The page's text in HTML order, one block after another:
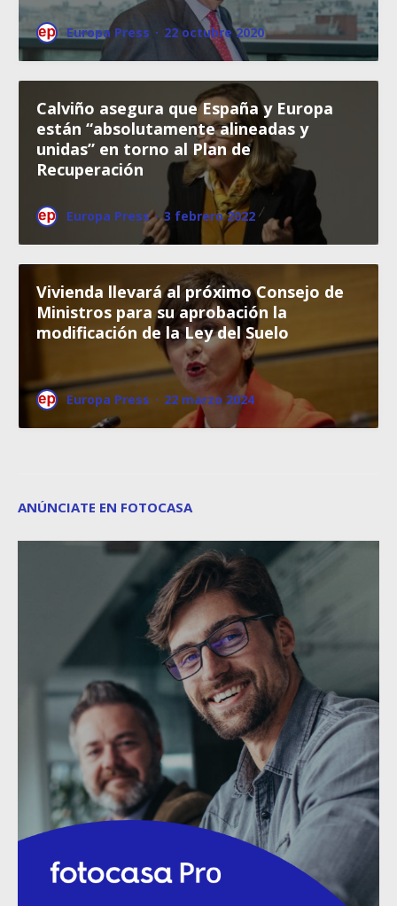
Europa Press · 22 octubre 2020
Calviño asegura que España y Europa
están “absolutamente alineadas y
unidas” en torno al Plan de
Recuperación
Europa Press · 3 febrero 2022
Vivienda llevará al próximo Consejo de
Ministros para su aprobación la
modificación de la Ley del Suelo
Europa Press · 22 marzo 2024
ANÚNCIATE EN FOTOCASA